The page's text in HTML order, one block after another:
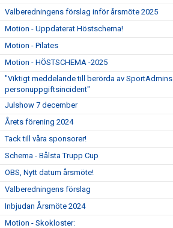
Valberedningens förslag inför årsmöte 2025
Motion - Uppdaterat Höstschema!
Motion - Pilates
Motion - HÖSTSCHEMA -2025
"Viktigt meddelande till berörda av SportAdmins
personuppgiftsincident"
Julshow 7 december
Årets förening 2024
Tack till våra sponsorer!
Schema - Bålsta Trupp Cup
OBS, Nytt datum årsmöte!
Valberedningens förslag
Inbjudan Årsmöte 2024
Motion - Skokloster: